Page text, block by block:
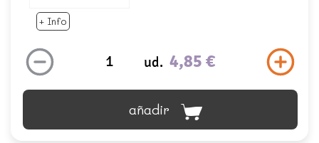
+ Info
ud. 4,85 €
añadir